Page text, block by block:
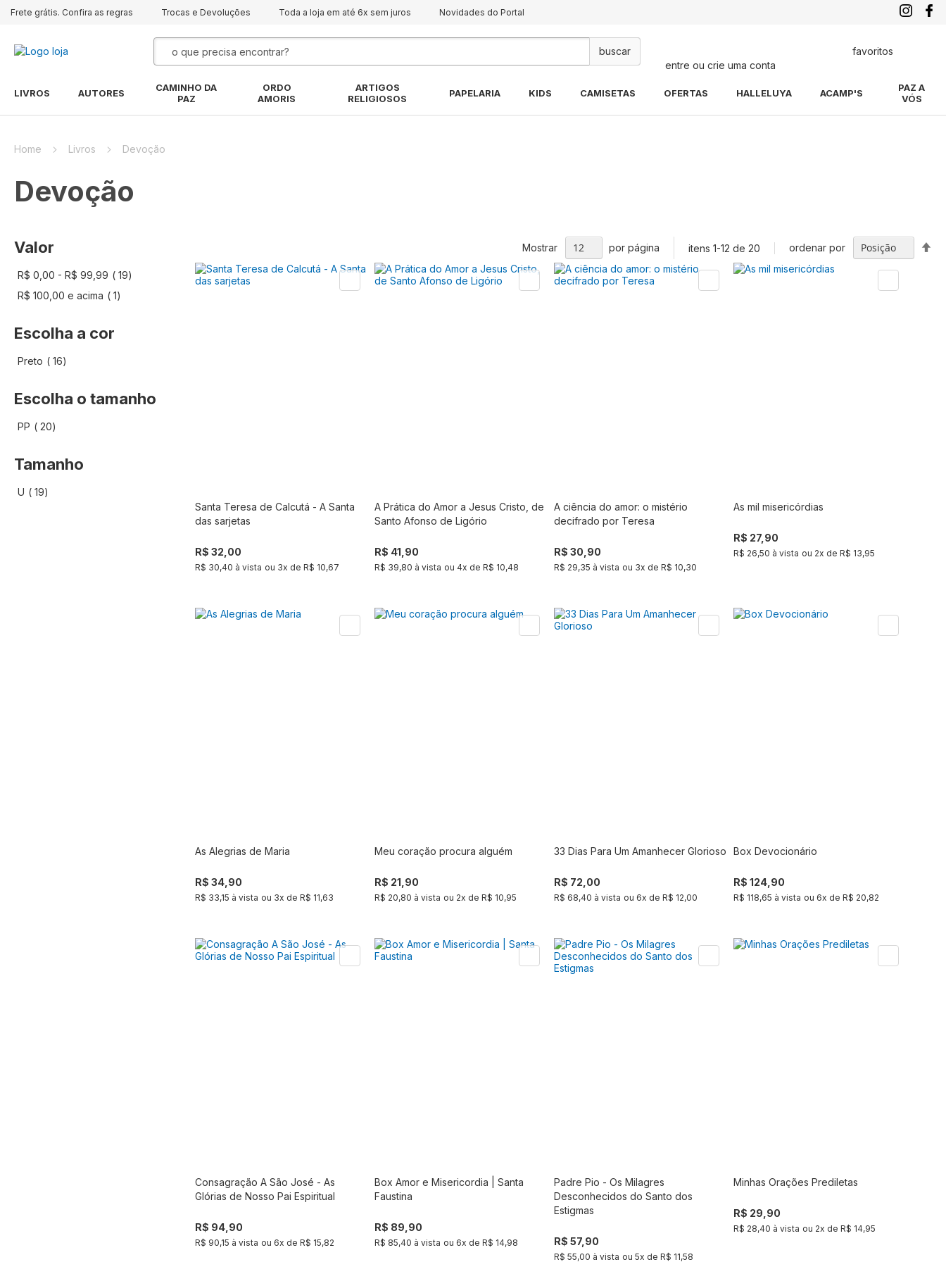
Frete grátis. Confira as regras Trocas e Devoluções Toda a loja em até 6x sem juros Novidades do Portal
Pesquisa entre ou crie uma conta
favoritos
LIVROS AUTORES
CAMINHO DA
PAZ
ORDO
AMORIS
ARTIGOS
RELIGIOSOS
PAPELARIA KIDS CAMISETAS OFERTAS HALLELUYA ACAMP'S
PAZ A
VÓS
Home Livros Devoção
Devoção
Mostrar por página itens 1-12 de 20 ordenar por
Santa Teresa de Calcutá - A Santa
das sarjetas
R$ 32,00
R$ 30,40 à vista ou 3x de R$ 10,67
Comprar
A Prática do Amor a Jesus Cristo, de
Santo Afonso de Ligório
R$ 41,90
R$ 39,80 à vista ou 4x de R$ 10,48
Comprar
A ciência do amor: o mistério
decifrado por Teresa
R$ 30,90
R$ 29,35 à vista ou 3x deR$ 10,30
As mil misericórdias
R$ 27,90
R$ 26,50 à vista ou 2x deR$ 13,95
As Alegrias de Maria
R$ 34,90
R$ 33,15 à vista ou 3x de R$ 11,63
Meu coração procura alguém
R$ 21,90
R$ 20,80 à vista ou 2x de R$ 10,95
33 Dias Para Um Amanhecer Glorioso
R$ 72,00
R$ 68,40 à vista ou 6x deR$ 12,00
Box Devocionário
R$ 124,90
R$ 118,65 à vista ou 6x deR$ 20,82
Comprar
Consagração A São José - As
Glórias de Nosso Pai Espiritual
R$ 94,90
R$ 90,15 à vista ou 6x de R$ 15,82
Produto fora de estoque
Box Amor e Misericordia | Santa
Faustina
R$ 89,90
R$ 85,40 à vista ou 6x de R$ 14,98
Comprar
Padre Pio - Os Milagres
Desconhecidos do Santo dos
Estigmas
R$ 57,90
R$ 55,00 à vista ou5x deR$ 11,58
Minhas Orações Prediletas
R$ 29,90
R$ 28,40 à vista ou 2x deR$ 14,95
Valor
R$ 0,00 - R$ 99,99 19artigo
R$ 100,00 e acima 1artigo
Escolha a cor
Preto 16artigo
Escolha o tamanho
PP 20artigo
Tamanho
U 19artigo